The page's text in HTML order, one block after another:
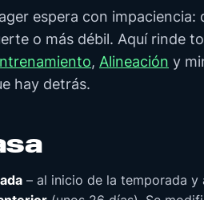
espera con
o más débil. Aquí rinde
, Alineación y
hay detrás.
– al inicio de la temporada